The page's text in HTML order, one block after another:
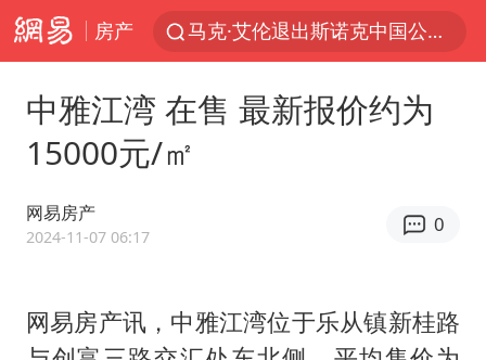
房产
马克·艾伦退出斯诺克中国公开赛
上四休三，但降薪1000元，你接受吗？
WTT瑞典大满贯女单签表出炉
36岁男演员成景区NPC后人气爆棚
台当局重金为“台独”织“皇帝新衣”
中雅江湾 在售 最新报价约为
15000元/㎡
网易房产
2024-11-07 06:17
0
网易房产讯，中雅江湾位于乐从镇新桂路